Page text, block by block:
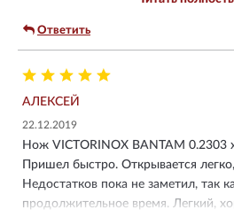
инструкция. Товар соответствует
для покупке.
Ответить
АЛЕКСЕЙ
22.12.2019
Нож VICTORINOX BANTAM 0.2303
Пришел быстро. Открывается
Недостатков пока не заметил, так
продолжительное время. Легкий,